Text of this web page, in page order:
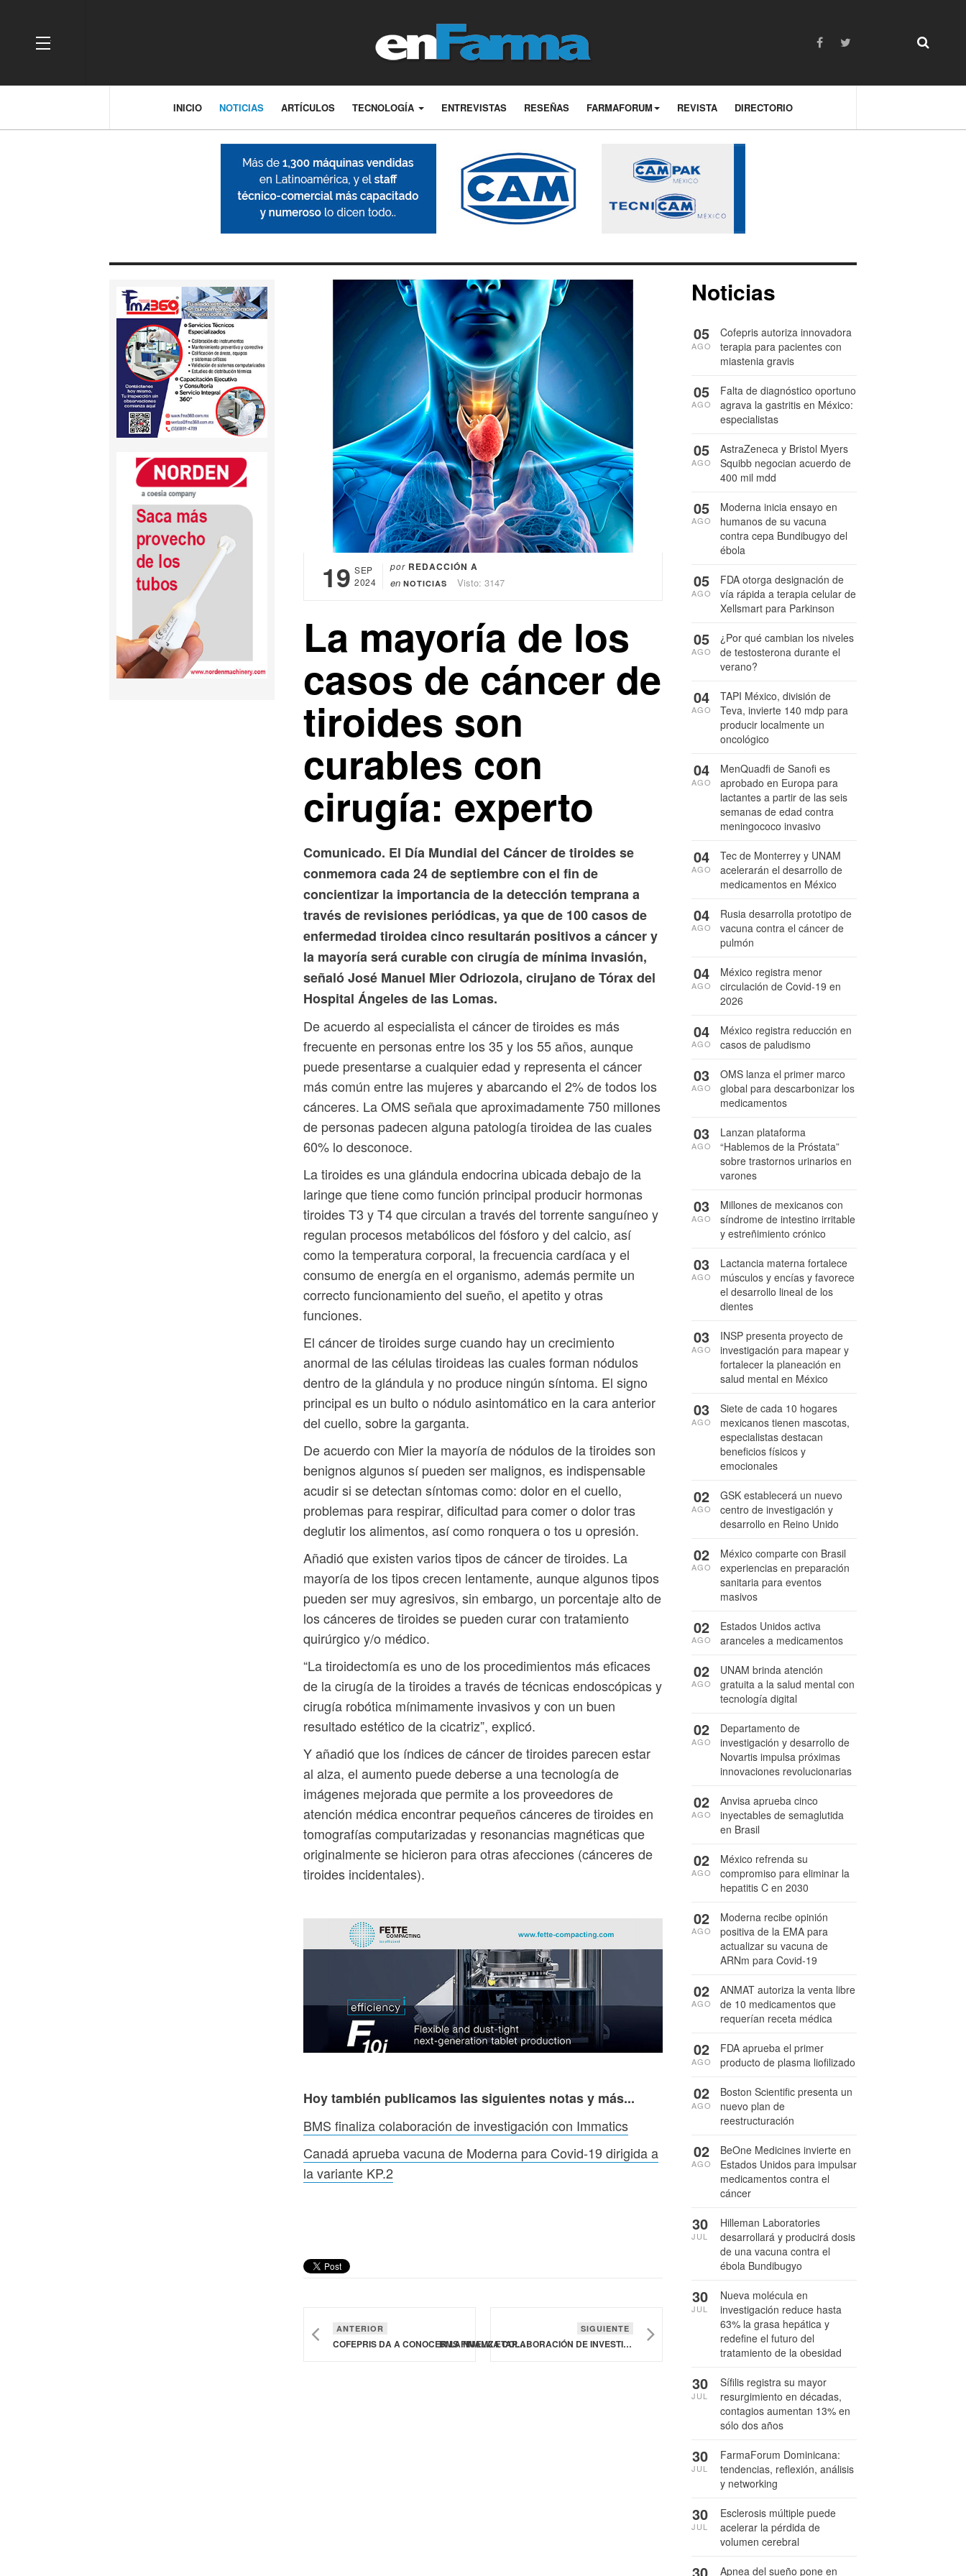
OFF CANVAS
INICIO NOTICIAS ARTÍCULOS TECNOLOGÍA ENTREVISTAS RESEÑAS FARMAFORUM REVISTA DIRECTORIO
19 SEP
2024
por REDACCIÓN A
en NOTICIAS Visto: 3147
La mayoría de los
casos de cáncer de
tiroides son
curables con
cirugía: experto
Comunicado. El Día Mundial del Cáncer de tiroides se
conmemora cada 24 de septiembre con el fin de
concientizar la importancia de la detección temprana a
través de revisiones periódicas, ya que de 100 casos de
enfermedad tiroidea cinco resultarán positivos a cáncer y
la mayoría será curable con cirugía de mínima invasión,
señaló José Manuel Mier Odriozola, cirujano de Tórax del
Hospital Ángeles de las Lomas.
De acuerdo al especialista el cáncer de tiroides es más
frecuente en personas entre los 35 y los 55 años, aunque
puede presentarse a cualquier edad y representa el cáncer
más común entre las mujeres y abarcando el 2% de todos los
cánceres. La OMS señala que aproximadamente 750 millones
de personas padecen alguna patología tiroidea de las cuales
60% lo desconoce.
La tiroides es una glándula endocrina ubicada debajo de la
laringe que tiene como función principal producir hormonas
tiroides T3 y T4 que circulan a través del torrente sanguíneo y
regulan procesos metabólicos del fósforo y del calcio, así
como la temperatura corporal, la frecuencia cardíaca y el
consumo de energía en el organismo, además permite un
correcto funcionamiento del sueño, el apetito y otras
funciones.
El cáncer de tiroides surge cuando hay un crecimiento
anormal de las células tiroideas las cuales forman nódulos
dentro de la glándula y no produce ningún síntoma. El signo
principal es un bulto o nódulo asintomático en la cara anterior
del cuello, sobre la garganta.
De acuerdo con Mier la mayoría de nódulos de la tiroides son
benignos algunos sí pueden ser malignos, es indispensable
acudir si se detectan síntomas como: dolor en el cuello,
problemas para respirar, dificultad para comer o dolor tras
deglutir los alimentos, así como ronquera o tos u opresión.
Añadió que existen varios tipos de cáncer de tiroides. La
mayoría de los tipos crecen lentamente, aunque algunos tipos
pueden ser muy agresivos, sin embargo, un porcentaje alto de
los cánceres de tiroides se pueden curar con tratamiento
quirúrgico y/o médico.
“La tiroidectomía es uno de los procedimientos más eficaces
de la cirugía de la tiroides a través de técnicas endoscópicas y
cirugía robótica mínimamente invasivos y con un buen
resultado estético de la cicatriz”, explicó.
Y añadió que los índices de cáncer de tiroides parecen estar
al alza, el aumento puede deberse a una tecnología de
imágenes mejorada que permite a los proveedores de
atención médica encontrar pequeños cánceres de tiroides en
tomografías computarizadas y resonancias magnéticas que
originalmente se hicieron para otras afecciones (cánceres de
tiroides incidentales).
Hoy también publicamos las siguientes notas y más...
BMS finaliza colaboración de investigación con Immatics
Canadá aprueba vacuna de Moderna para Covid-19 dirigida a
la variante KP.2
ANTERIOR
COFEPRIS DA A CONOCER LA NUEVA ETAPA DE LA PLATAFORMA DIGIPRIS
SIGUIENTE
BMS FINALIZA COLABORACIÓN DE INVESTIGACIÓN CON IMMATICS
Noticias
Cofepris autoriza innovadora
terapia para pacientes con
miastenia gravis
05
AGO
Falta de diagnóstico oportuno
agrava la gastritis en México:
especialistas
05
AGO
AstraZeneca y Bristol Myers
Squibb negocian acuerdo de
400 mil mdd
05
AGO
Moderna inicia ensayo en
humanos de su vacuna
contra cepa Bundibugyo del
ébola
05
AGO
FDA otorga designación de
vía rápida a terapia celular de
Xellsmart para Parkinson
05
AGO
¿Por qué cambian los niveles
de testosterona durante el
verano?
05
AGO
TAPI México, división de
Teva, invierte 140 mdp para
producir localmente un
oncológico
04
AGO
MenQuadfi de Sanofi es
aprobado en Europa para
lactantes a partir de las seis
semanas de edad contra
meningococo invasivo
04
AGO
Tec de Monterrey y UNAM
acelerarán el desarrollo de
medicamentos en México
04
AGO
Rusia desarrolla prototipo de
vacuna contra el cáncer de
pulmón
04
AGO
México registra menor
circulación de Covid-19 en
2026
04
AGO
México registra reducción en
casos de paludismo
04
AGO
OMS lanza el primer marco
global para descarbonizar los
medicamentos
03
AGO
Lanzan plataforma
“Hablemos de la Próstata”
sobre trastornos urinarios en
varones
03
AGO
Millones de mexicanos con
síndrome de intestino irritable
y estreñimiento crónico
03
AGO
Lactancia materna fortalece
músculos y encías y favorece
el desarrollo lineal de los
dientes
03
AGO
INSP presenta proyecto de
investigación para mapear y
fortalecer la planeación en
salud mental en México
03
AGO
Siete de cada 10 hogares
mexicanos tienen mascotas,
especialistas destacan
beneficios físicos y
emocionales
03
AGO
GSK establecerá un nuevo
centro de investigación y
desarrollo en Reino Unido
02
AGO
México comparte con Brasil
experiencias en preparación
sanitaria para eventos
masivos
02
AGO
Estados Unidos activa
aranceles a medicamentos
02
AGO
UNAM brinda atención
gratuita a la salud mental con
tecnología digital
02
AGO
Departamento de
investigación y desarrollo de
Novartis impulsa próximas
innovaciones revolucionarias
02
AGO
Anvisa aprueba cinco
inyectables de semaglutida
en Brasil
02
AGO
México refrenda su
compromiso para eliminar la
hepatitis C en 2030
02
AGO
Moderna recibe opinión
positiva de la EMA para
actualizar su vacuna de
ARNm para Covid-19
02
AGO
ANMAT autoriza la venta libre
de 10 medicamentos que
requerían receta médica
02
AGO
FDA aprueba el primer
producto de plasma liofilizado
02
AGO
Boston Scientific presenta un
nuevo plan de
reestructuración
02
AGO
BeOne Medicines invierte en
Estados Unidos para impulsar
medicamentos contra el
cáncer
02
AGO
Hilleman Laboratories
desarrollará y producirá dosis
de una vacuna contra el
ébola Bundibugyo
30
JUL
Nueva molécula en
investigación reduce hasta
63% la grasa hepática y
redefine el futuro del
tratamiento de la obesidad
30
JUL
Sífilis registra su mayor
resurgimiento en décadas,
contagios aumentan 13% en
sólo dos años
30
JUL
FarmaForum Dominicana:
tendencias, reflexión, análisis
y networking
30
JUL
Esclerosis múltiple puede
acelerar la pérdida de
volumen cerebral
30
JUL
Apnea del sueño pone en